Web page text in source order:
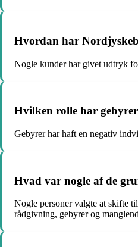
Hvordan har
Nogle kunder har givet udtryk
Hvilken rolle har
Gebyrer har haft en negativ
Hvad var nogle af de
Nogle personer valgte at skifte
rådgivning, gebyrer og